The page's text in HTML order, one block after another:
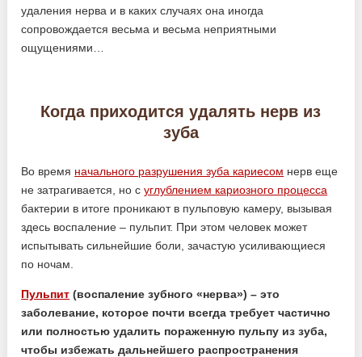
удаления нерва и в каких случаях она иногда
сопровождается весьма и весьма неприятными
ощущениями…
Когда приходится удалять нерв из
зуба
Во время начального разрушения зуба кариесом нерв еще
не затрагивается, но суглублением кариозного процесса
бактерии в итоге проникают в пульповую камеру, вызывая
здесь воспаление – пульпит. При этом человек может
испытывать сильнейшие боли, зачастую усиливающиеся
по ночам.
Пульпит (воспаление зубного «нерва») – это
заболевание, которое почти всегда требует частично
или полностью удалить пораженную пульпу из зуба,
чтобы избежать дальнейшего распространения